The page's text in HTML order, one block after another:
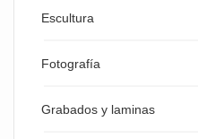
Escultura
Fotografía
Grabados y laminas